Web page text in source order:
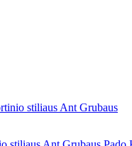
stiliaus Ant Grubaus